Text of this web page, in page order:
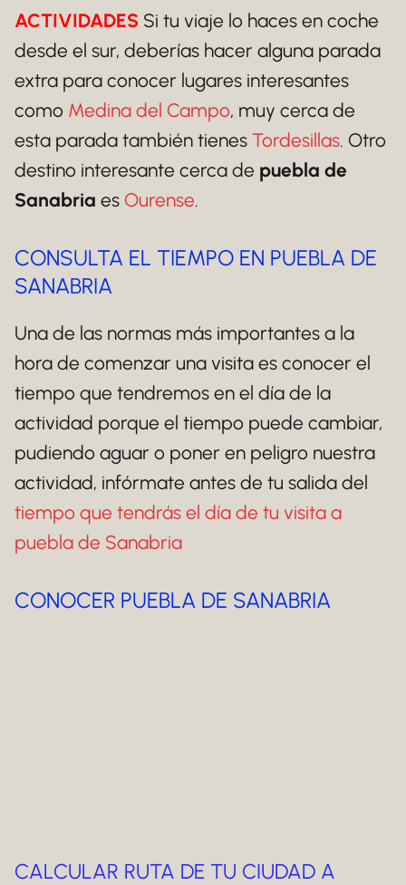
ACTIVIDADES Si tu viaje lo haces en coche
desde el sur, deberías hacer alguna parada
extra para conocer lugares interesantes
como Medina del Campo, muy cerca de
esta parada también tienes Tordesillas. Otro
destino interesante cerca de puebla de
Sanabria es Ourense.
CONSULTA EL TIEMPO EN PUEBLA DE
SANABRIA
Una de las normas más importantes a la
hora de comenzar una visita es conocer el
tiempo que tendremos en el día de la
actividad porque el tiempo puede cambiar,
pudiendo aguar o poner en peligro nuestra
actividad, infórmate antes de tu salida del
tiempo que tendrás el día de tu visita a
puebla de Sanabria
CONOCER PUEBLA DE SANABRIA
CALCULAR RUTA DE TU CIUDAD A